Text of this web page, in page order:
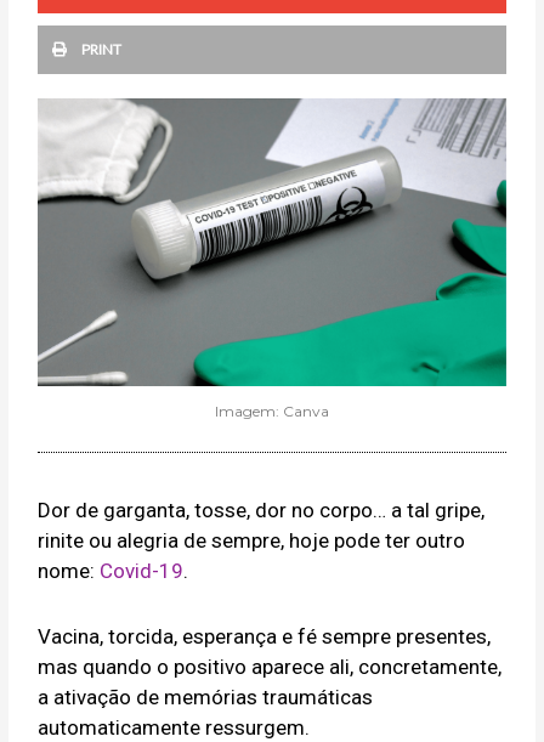
PRINT
Imagem: Canva
Dor de garganta, tosse, dor no corpo… a tal gripe,
rinite ou alegria de sempre, hoje pode ter outro
nome: Covid-19.
Vacina, torcida, esperança e fé sempre presentes,
mas quando o positivo aparece ali, concretamente,
a ativação de memórias traumáticas
automaticamente ressurgem.